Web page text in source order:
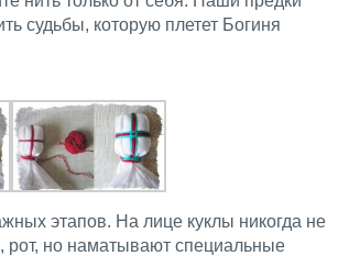
судьбы, которую плетет Богиня
этапов. На лице куклы никогда не
рот, но наматывают специальные